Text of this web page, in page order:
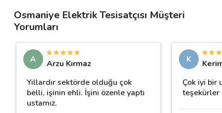
Osmaniye Elektrik Tesisatçısı Müşteri
Yorumları
A
Arzu Kırmaz
Yıllardır sektörde olduğu çok
belli, işinin ehli. İşini özenle yaptı
ustamız.
K
Çok iyi bir
teşekürler